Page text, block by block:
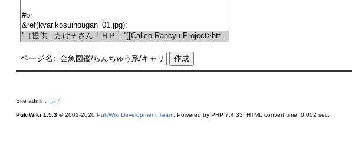
ページ名:
Site admin: しげ
PukiWiki 1.5.3© 2001-2020 PukiWiki Development Team. Powered by PHP 7.4.33. HTML convert time: 0.002 sec.